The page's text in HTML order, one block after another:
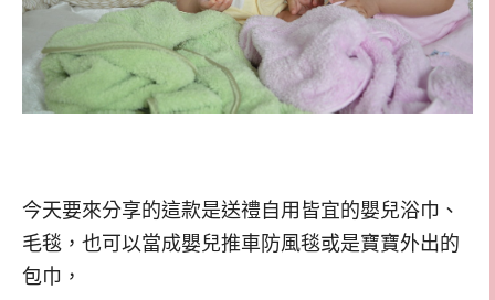
今天要來分享的這款是送禮自用皆宜的嬰兒浴巾、
毛毯，也可以當成嬰兒推車防風毯或是寶寶外出的
包巾，